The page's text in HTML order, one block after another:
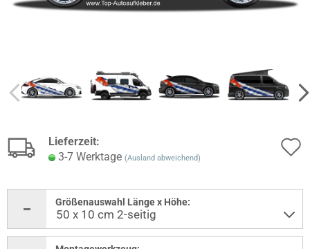
Lieferzeit:
3-7 Werktage (Ausland abweichend)
Größenauswahl Länge x Höhe: